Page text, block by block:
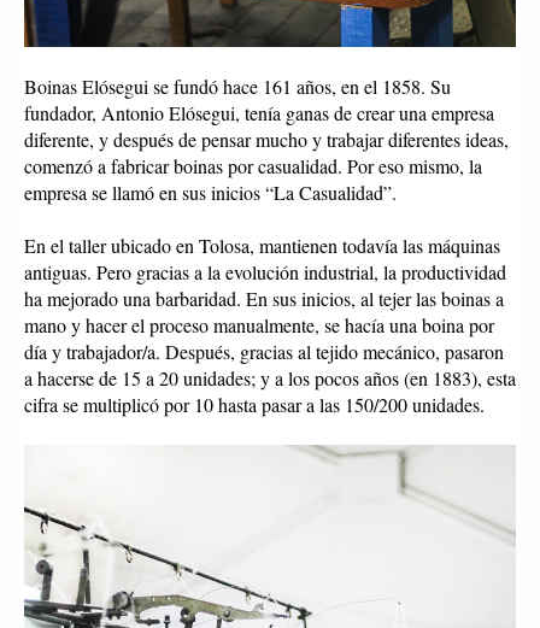
Boinas Elósegui se fundó hace 161 años, en el 1858. Su
fundador, Antonio Elósegui, tenía ganas de crear una empresa
diferente, y después de pensar mucho y trabajar diferentes ideas,
comenzó a fabricar boinas por casualidad. Por eso mismo, la
empresa se llamó en sus inicios “La Casualidad”.
En el taller ubicado en Tolosa, mantienen todavía las máquinas
antiguas. Pero gracias a la evolución industrial, la productividad
ha mejorado una barbaridad. En sus inicios, al tejer las boinas a
mano y hacer el proceso manualmente, se hacía una boina por
día y trabajador/a. Después, gracias al tejido mecánico, pasaron
a hacerse de 15 a 20 unidades; y a los pocos años (en 1883), esta
cifra se multiplicó por 10 hasta pasar a las 150/200 unidades.